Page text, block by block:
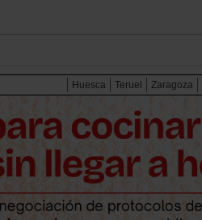
Huesca Teruel Zaragoza